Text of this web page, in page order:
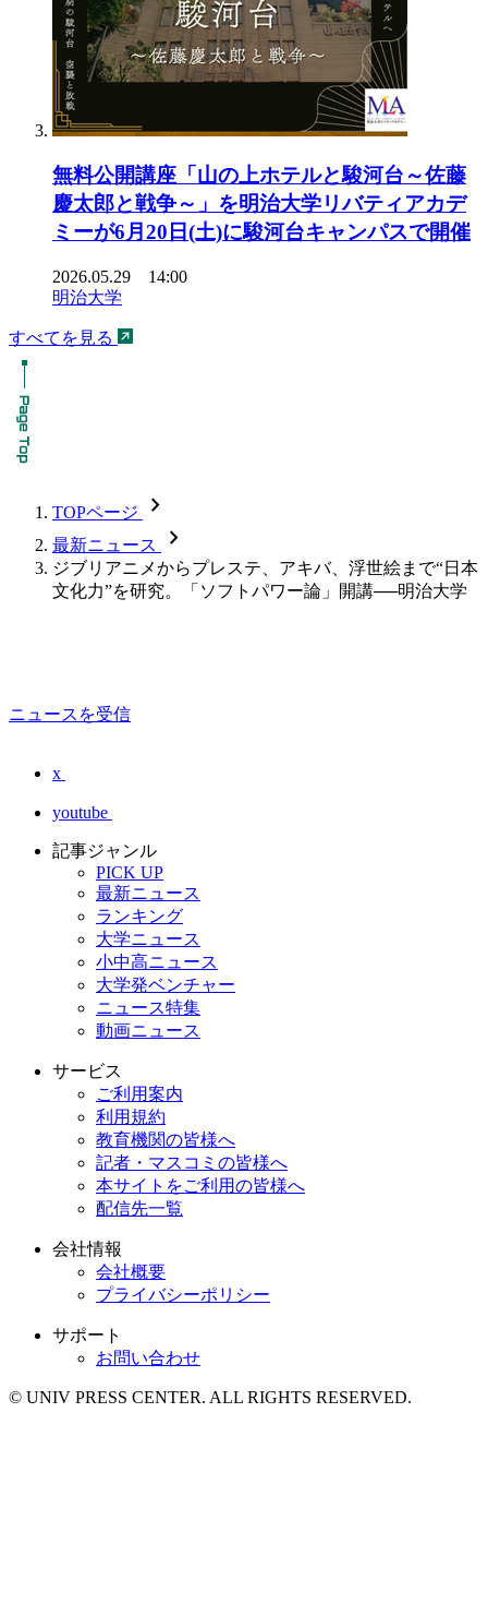
無料公開講座「山の上ホテルと駿河台～佐藤
慶太郎と戦争～」を明治大学リバティアカデ
ミーが6月20日(土)に駿河台キャンパスで開催
2026.05.29 14:00
明治大学
すべてを見る
TOPページ chevron_forward
最新ニュース chevron_forward
ジブリアニメからプレステ、アキバ、浮世絵まで“日本
文化力”を研究。「ソフトパワー論」開講──明治大学
ニュースを受信
x
youtube
記事ジャンル
PICK UP
最新ニュース
ランキング
大学ニュース
小中高ニュース
大学発ベンチャー
ニュース特集
動画ニュース
サービス
ご利用案内
利用規約
教育機関の皆様へ
記者・マスコミの皆様へ
本サイトをご利用の皆様へ
配信先一覧
会社情報
会社概要
プライバシーポリシー
サポート
お問い合わせ
© UNIV PRESS CENTER. ALL RIGHTS RESERVED.